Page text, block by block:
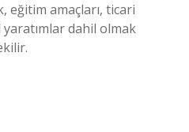
eğitim amaçları, ticari
dahil olmak